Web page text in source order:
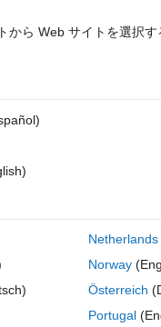
interface
External mode uses to
computer and the target
parameter is set to
Uses the Universal
(XCP) over TCP/IP to
から Web サイトを選択す
Netherlands
Norway
Österreich
Portugal